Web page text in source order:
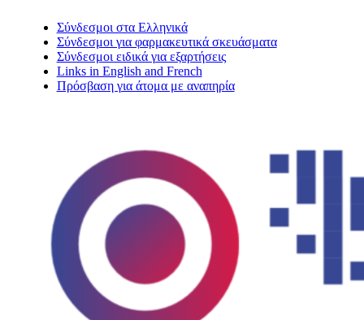
Σύνδεσμοι στα Ελληνικά
Σύνδεσμοι για φαρμακευτικά σκευάσματα
Σύνδεσμοι ειδικά για εξαρτήσεις
Links in English and French
Πρόσβαση για άτομα με αναπηρία